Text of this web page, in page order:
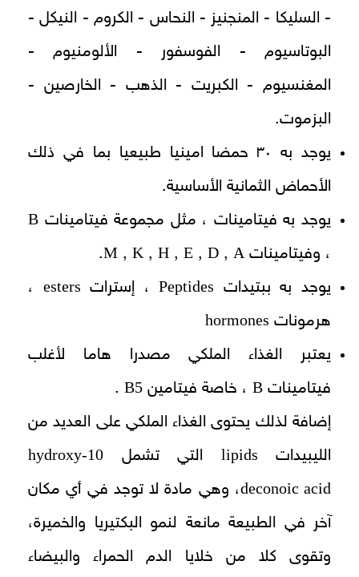
- السليكا - المنجنيز - النحاس - الكروم - النيكل -
البوتاسيوم - الفوسفور - الألومنيوم -
المغنسيوم - الكبريت - الذهب - الخارصين -
البزموت.
يوجد به ۳۰ حمضا امينيا طبيعيا بما في ذلك
الأحماض الثمانية الأساسية.
يوجد به فيتامينات ، مثل مجموعة فيتامينات B
، وفيتاميناتA
,
D
,
E
,
H
,
K
,
M
.
يوجد به ببتيدات Peptides، إسترات esters ،
هرمونات hormones
يعتبر الغذاء الملكي مصدرا هاما لأغلب
فيتامينات B ، خاصة فيتامين B5
.
إضافة لذلك يحتوى الغذاء الملكي على العديد من
الليبيدات lipids التي تشمل
10-hydroxy
deconoic acid، وهي مادة لا توجد في أي مكان
آخر في الطبيعة مانعة لنمو البكتيريا والخميرة،
وتقوى كلا من خلايا الدم الحمراء والبيضاء